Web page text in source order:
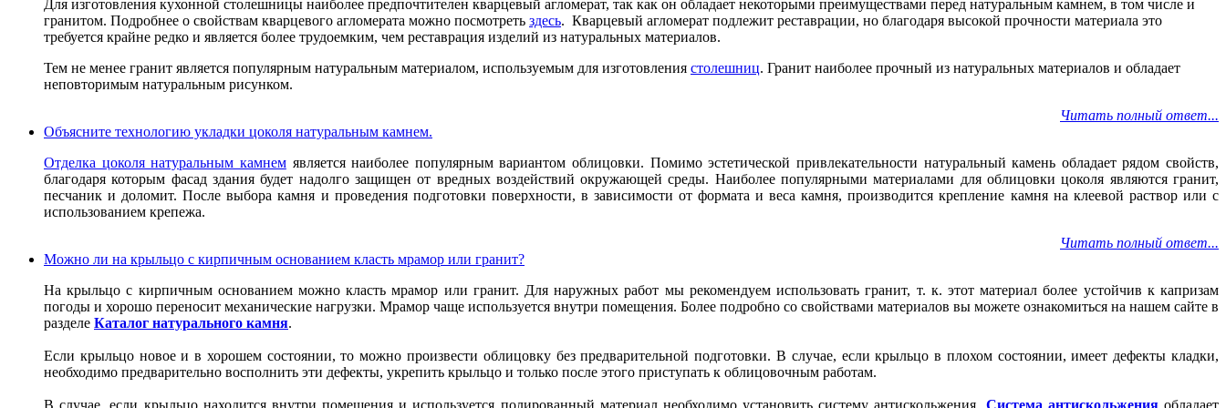
Для изготовления кухонной столешницы наиболее предпочтителен кварцевый агломерат, так как он обладает некоторыми преимуществами перед натуральным камнем, в том числе и
гранитом. Подробнее о свойствам кварцевого агломерата можно посмотреть здесь. Кварцевый агломерат подлежит реставрации, но благодаря высокой прочности материала это
требуется крайне редко и является более трудоемким, чем реставрация изделий из натуральных материалов.
Тем не менее гранит является популярным натуральным материалом, используемым для изготовления столешниц. Гранит наиболее прочный из натуральных материалов и обладает
неповторимым натуральным рисунком.
Читать полный ответ...
Объясните технологию укладки цоколя натуральным камнем.
Отделка цоколя натуральным камнемявляется наиболее популярным вариантом облицовки. Помимо эстетической привлекательности натуральный камень обладает рядом свойств,
благодаря которым фасад здания будет надолго защищен от вредных воздействий окружающей среды. Наиболее популярными материалами для облицовки цоколя являются гранит,
песчаник и доломит. После выбора камня и проведения подготовки поверхности, в зависимости от формата и веса камня, производится крепление камня на клеевой раствор или с
использованием крепежа.
Читать полный ответ...
Можно ли на крыльцо с кирпичным основанием класть мрамор или гранит?
На крыльцо с кирпичным основанием можно класть мрамор или гранит. Для наружных работ мы рекомендуем использовать гранит, т. к. этот материал более устойчив к капризам
погоды и хорошо переносит механические нагрузки. Мрамор чаще используется внутри помещения. Более подробно со свойствами материалов вы можете ознакомиться на нашем сайте в
разделе Каталог натурального камня.
Если крыльцо новое и в хорошем состоянии, то можно произвести облицовку без предварительной подготовки. В случае, если крыльцо в плохом состоянии, имеет дефекты кладки,
необходимо предварительно восполнить эти дефекты, укрепить крыльцо и только после этого приступать к облицовочным работам.
В случае, если крыльцо находится внутри помещения и используется полированный материал необходимо установить систему антискольжения. Система антискольженияобладает